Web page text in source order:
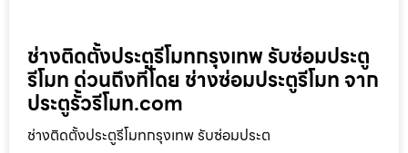
ช่างติดตั้งประตูรีโมทกรุงเทพ รับซ่อมประตู
รีโมท ด่วนถึงที่โดย ช่างซ่อมประตูรีโมท จาก
ประตูรั้วรีโมท.com
ช่างติดตั้งประตูรีโมทกรุงเทพ รับซ่อมประต